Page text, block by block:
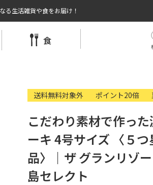
る生活雑貨や食をお届け！
食
送料無料対象外 ポイント20倍
こだわり素材で作っ
ーキ 4号サイズ 〈５
品〉｜ザ グランリゾ
島セレクト